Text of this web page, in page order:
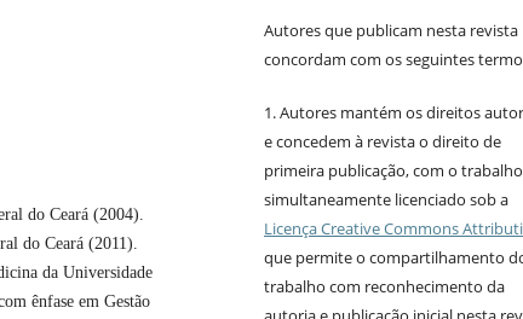
do Ceará (2004).
do Ceará (2011).
da Universidade
ênfase em Gestão
Autores que publicam nesta revista
concordam com os seguintes
1. Autores mantém os direitos
e concedem à revista o direito de
primeira publicação, com o trabalho
simultaneamente licenciado sob a
Licença Creative Commons
que permite o compartilhamento
trabalho com reconhecimento da